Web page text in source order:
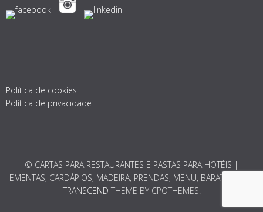
Política de cookies
Política de privacidade
© CARTAS PARA RESTAURANTES E PASTAS PARA HOTÉIS |
EMENTAS, CARDÁPIOS, MADEIRA, PRENDAS, MENU, BARATO 2026.
TRANSCEND THEME BY CPOTHEMES.